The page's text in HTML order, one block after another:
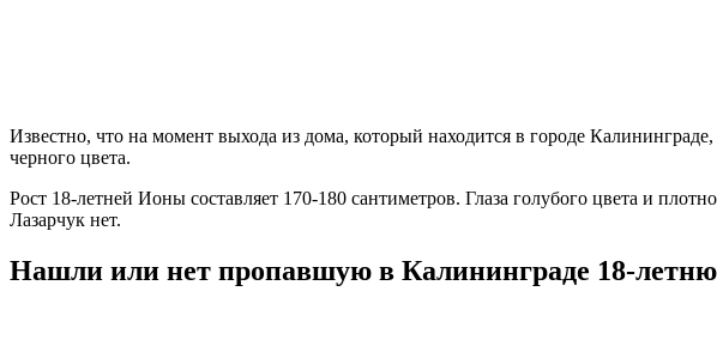
Известно, что на момент выхода из дома, который находится в городе
черного цвета.
Рост 18-летней Ионы составляет 170-180 сантиметров. Глаза голубого цвета и
Лазарчук нет.
Нашли или нет пропавшую в Калининграде 18-